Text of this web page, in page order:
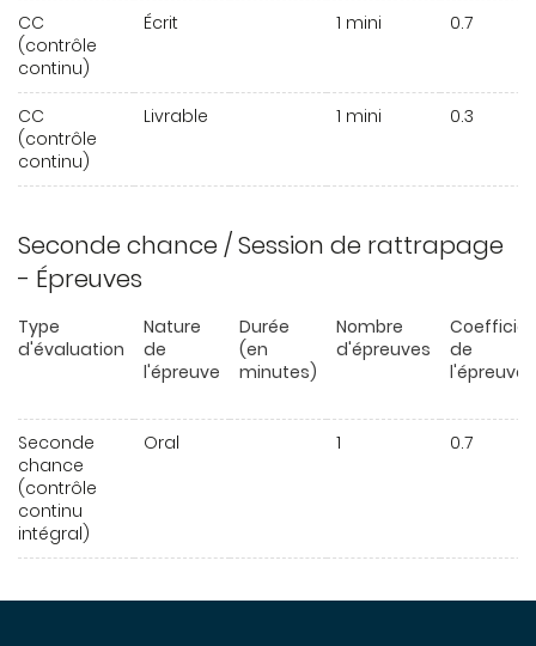
CC
(contrôle
continu)
Écrit 1 mini 0.7
CC
(contrôle
continu)
Livrable 1 mini 0.3
Seconde chance / Session de rattrapage
- Épreuves
Type
d'évaluation
Nature
de
l'épreuve
Durée
(en
minutes)
Nombre
d'épreuves
de
l'épreuve
Seconde
chance
(contrôle
continu
intégral)
Oral 1 0.7